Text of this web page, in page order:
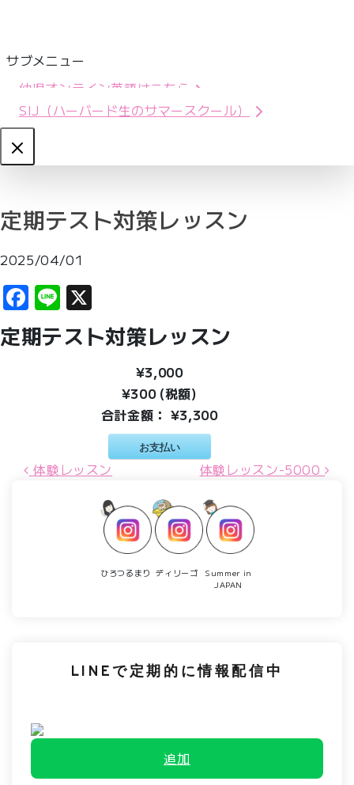
サブメニュー
幼児オンライン英語はこちら
SIJ（ハーバード生のサマースクール）
Close
定期テスト対策レッスン
2025/04/01
Facebook
Line
定期テスト対策レッスン
¥3,000
¥300 (税額)
合計金額： ¥3,300
お支払い
投稿ナビゲーション
体験レッスン 体験レッスン-5000
ひろつるまり ディリーゴ
Summer in
JAPAN
LINEで定期的に情報配信中
追加